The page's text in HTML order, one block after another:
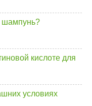
шампунь?
кислоте для
условиях